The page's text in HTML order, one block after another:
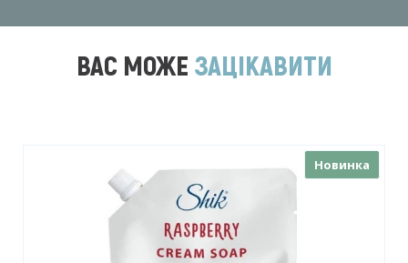
ВАС МОЖЕ ЗАЦІКАВИТИ
Новинка